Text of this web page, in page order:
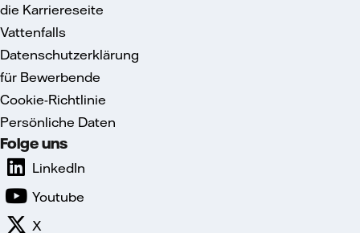
die Karriereseite
Vattenfalls
Datenschutzerklärung
für Bewerbende
Cookie-Richtlinie
Persönliche Daten
Folge uns
LinkedIn
Youtube
X